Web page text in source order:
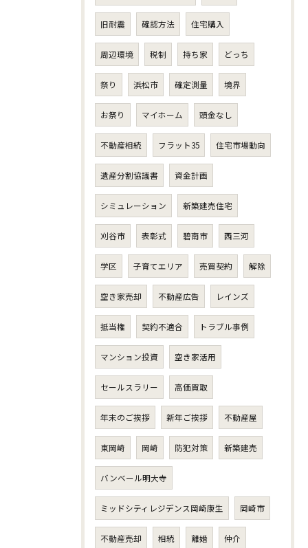
旧耐震 確認方法 住宅購入
周辺環境 税制 持ち家 どっち
祭り 浜松市 確定測量 境界
お祭り マイホーム 頭金なし
不動産相続 フラット35 住宅市場動向
遺産分割協議書 資金計画
シミュレーション 新築建売住宅
刈谷市 表彰式 碧南市 西三河
学区 子育てエリア 売買契約 解除
空き家売却 不動産広告 レインズ
抵当権 契約不適合 トラブル事例
マンション投資 空き家活用
セールスラリー 高価買取
年末のご挨拶 新年ご挨拶 不動産屋
東岡崎 岡崎 防犯対策 新築建売
バンベール明大寺
ミッドシティレジデンス岡崎康生 岡崎市
不動産売却 相続 離婚 仲介